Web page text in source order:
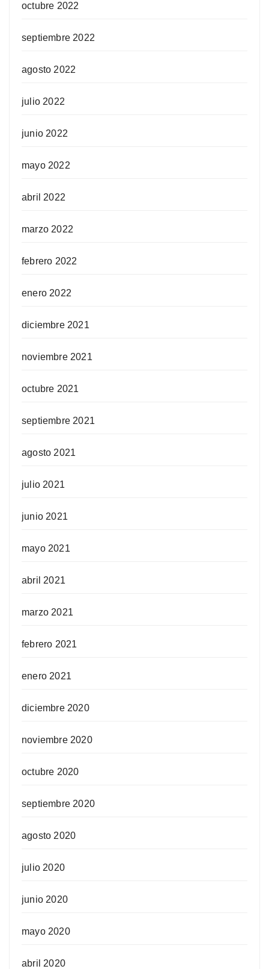
octubre 2022
septiembre 2022
agosto 2022
julio 2022
junio 2022
mayo 2022
abril 2022
marzo 2022
febrero 2022
enero 2022
diciembre 2021
noviembre 2021
octubre 2021
septiembre 2021
agosto 2021
julio 2021
junio 2021
mayo 2021
abril 2021
marzo 2021
febrero 2021
enero 2021
diciembre 2020
noviembre 2020
octubre 2020
septiembre 2020
agosto 2020
julio 2020
junio 2020
mayo 2020
abril 2020